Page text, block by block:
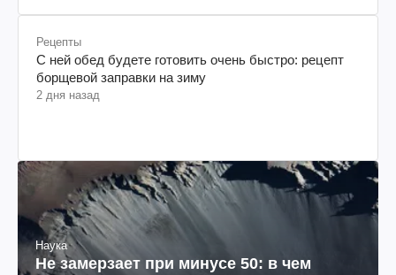
Рецепты
С ней обед будете готовить очень быстро: рецепт
борщевой заправки на зиму
2 дня назад
Наука
Не замерзает при минусе 50: в чем